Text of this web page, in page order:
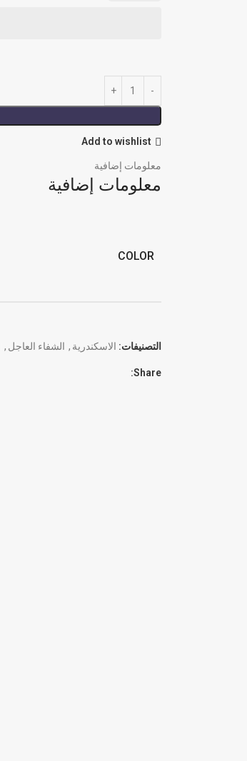
Add to wishlist
معلومات إضافية
معلومات إضافية
COLOR
التصنيفات: الاسكندرية , الشفاء العاجل ,
Share: